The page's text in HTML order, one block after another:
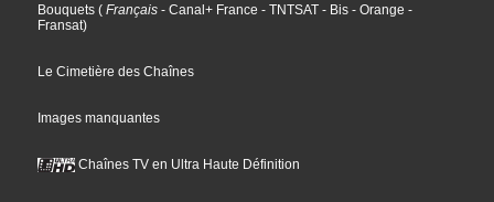
Bouquets ( Français - Canal+ France - TNTSAT - Bis - Orange -
Fransat)
Le Cimetière des Chaînes
Images manquantes
Chaînes TV en Ultra Haute Définition